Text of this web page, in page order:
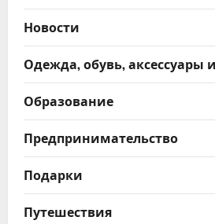
Новости
Одежда, обувь, аксессуары
Образование
Предпринимательство
Подарки
Путешествия